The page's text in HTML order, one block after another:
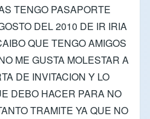
TENGO PASAPORTE
DEL 2010 DE IR IRIA
QUE TENGO AMIGOS
ME GUSTA MOLESTAR A
DE INVITACION Y LO
DEBO HACER PARA NO
TRAMITE YA QUE NO